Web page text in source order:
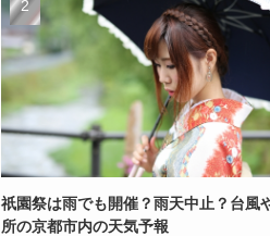
祇園祭は雨でも開催？雨天中止？台風
所の京都市内の天気予報